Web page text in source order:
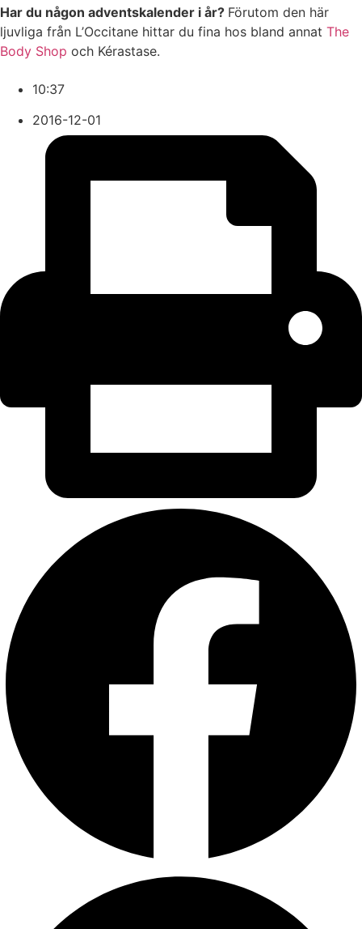
Har du någon adventskalender i år? Förutom den här
ljuvliga från L’Occitane hittar du fina hos bland annat The
Body Shop och Kérastase.
10:37
2016-12-01